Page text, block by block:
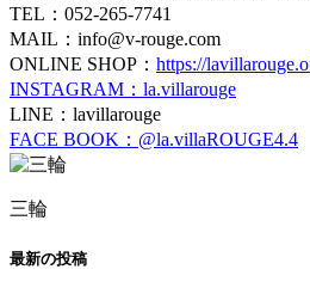
TEL：052-265-7741
MAIL：info@v-rouge.com
ONLINE SHOP： https://
INSTAGRAM：la.villarouge
LINE：lavillarouge
FACE BOOK：@la.villaROUGE4.4
三輪
最新の投稿